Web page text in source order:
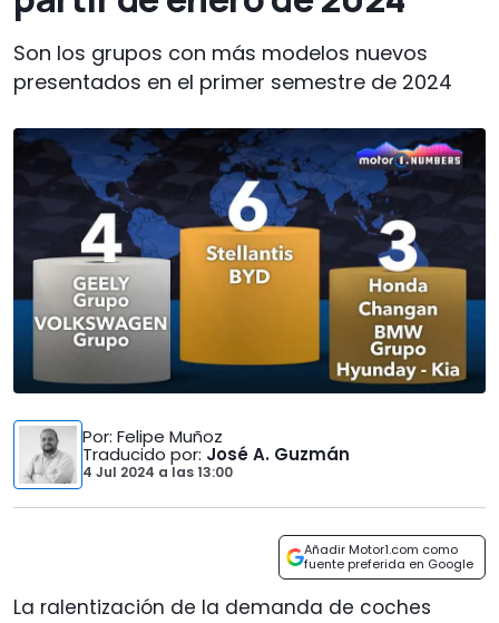
Son los grupos con más modelos nuevos
presentados en el primer semestre de 2024
Por: Felipe Muñoz
Traducido por: José A. Guzmán
4 Jul 2024 a las13:00
Añadir Motor1.com como
fuente preferida en Google
La ralentización de la demanda de coches